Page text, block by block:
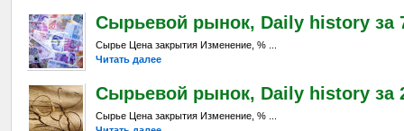
Сырьевой рынок, Daily history за 7
Сырье Цена закрытия Изменение, % ...
Читать далее
Сырьевой рынок, Daily history за
Сырье Цена закрытия Изменение, % ...